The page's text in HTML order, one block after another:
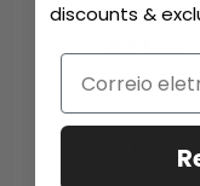
P3 Pro
Máquina de barbear
discounts &